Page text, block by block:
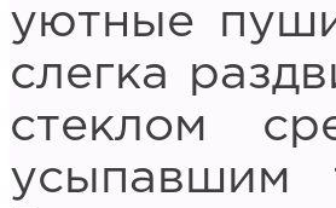
уютные
слегка
стеклом
усыпавшим